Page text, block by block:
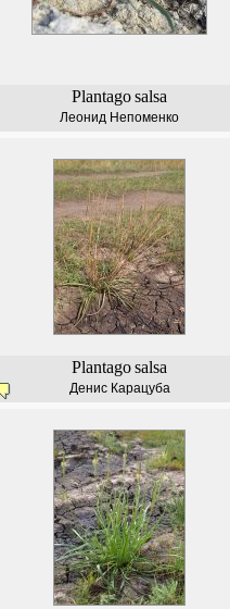
Plantagosalsa
Леонид Непоменко
Plantagosalsa
Денис Карацуба